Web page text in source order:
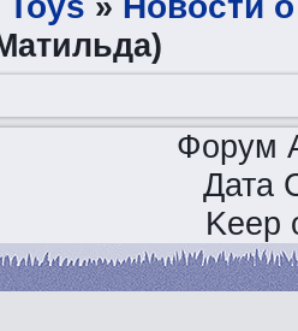
Форум
Дата
Keep